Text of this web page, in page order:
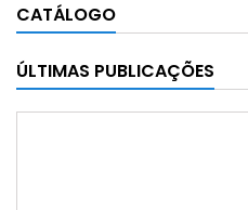
CATÁLOGO
ÚLTIMAS PUBLICAÇÕES